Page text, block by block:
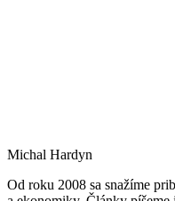
Michal Hardyn
Od roku 2008 sa snažíme